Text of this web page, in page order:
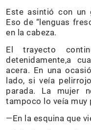
Este asintió con un
Eso de “lenguas
en la cabeza.
El trayecto
detenidamente,a
acera. En una
lado, si veía
parada. La mujer
tampoco lo veía muy
—En la esquina que